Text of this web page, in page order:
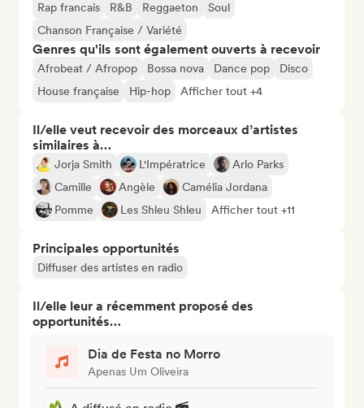
Rap francais
R&B Reggaeton
Soul
Chanson Française / Variété
Genres qu'ils sont également ouverts à recevoir
Afrobeat / Afropop Bossa nova Dance pop
Disco
House française
Hip-hop Afficher tout +4
Il/elle veut recevoir des morceaux d’artistes
similaires à…
Jorja Smith L'Impératrice
Arlo Parks
Camille
Angèle
Camélia Jordana
Pomme
Les Shleu Shleu Afficher tout +11
Principales opportunités
Diffuser des artistes en radio
Il/elle leur a récemment proposé des
opportunités…
Dia de Festa no Morro
Apenas Um Oliveira